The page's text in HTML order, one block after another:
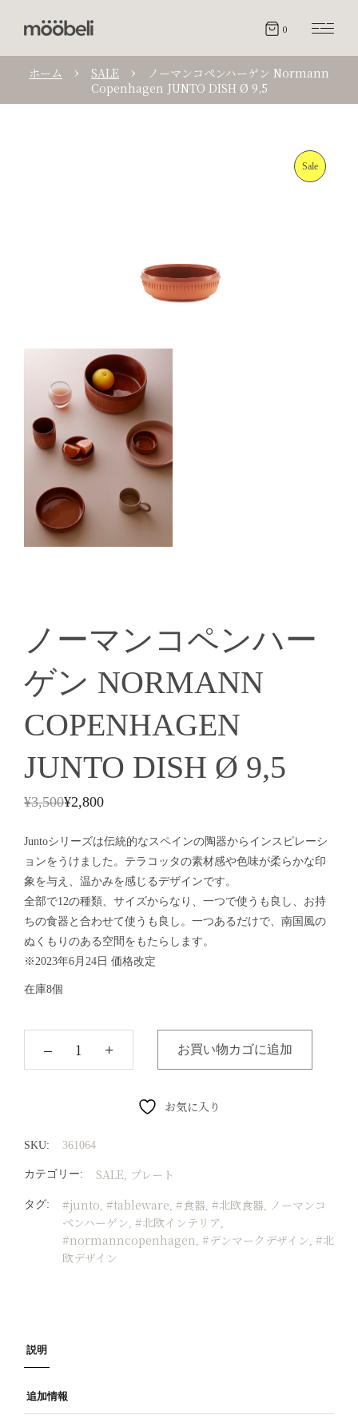
0
ホーム SALE
ノーマンコペンハーゲン Normann
Copenhagen JUNTO DISH Ø 9,5
Sale
ノーマンコペンハー
ゲン NORMANN
COPENHAGEN
JUNTO DISH Ø 9,5
¥3,500¥2,800
Juntoシリーズは伝統的なスペインの陶器からインスピレーシ
ョンをうけました。テラコッタの素材感や色味が柔らかな印
象を与え、温かみを感じるデザインです。
全部で12の種類、サイズからなり、一つで使うも良し、お持
ちの食器と合わせて使うも良し。一つあるだけで、南国風の
ぬくもりのある空間をもたらします。
※2023年6月24日 価格改定
在庫8個
‒ + お買い物カゴに追加
お気に入り
SKU: 361064
カテゴリー: SALE, プレート
タグ: #junto, #tableware, #食器, #北欧食器, ノーマンコ
ペンハーゲン, #北欧インテリア ,
#normanncopenhagen, #デンマークデザイン, #北
欧デザイン
説明
追加情報